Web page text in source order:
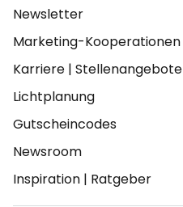
Newsletter
Marketing-Kooperationen
Karriere | Stellenangebote
Lichtplanung
Gutscheincodes
Newsroom
Inspiration | Ratgeber